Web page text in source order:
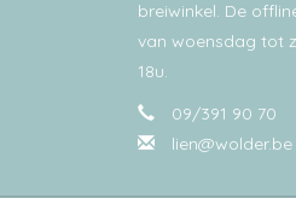
breiwinkel. De
van woensdag tot
18u.
09/391 90 70
lien@wolder.be